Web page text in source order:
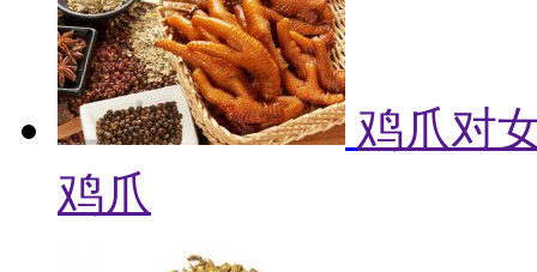
鸡爪对
鸡爪